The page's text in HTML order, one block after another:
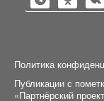
Политика
Публикации с
«Партнёрский